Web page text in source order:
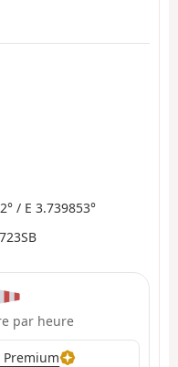
/ E 3.739853°
par heure
Premium